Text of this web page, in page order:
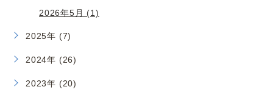
2026年5月 (1)
2025年 (7)
2024年 (26)
2023年 (20)